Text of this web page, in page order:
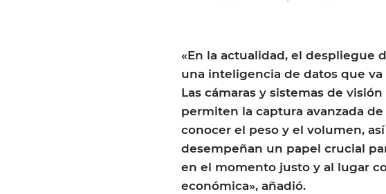
«En la actualidad, el despliegue
una inteligencia de datos que
Las cámaras y sistemas de
permiten la captura avanzada
conocer el peso y el volumen,
desempeñan un papel crucial
en el momento justo y al lugar
económica», añadió.